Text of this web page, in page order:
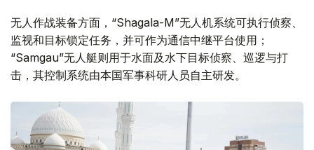
无人作战装备方面，“Shagala-M”无人机系统可执行侦察、
监视和目标锁定任务，并可作为通信中继平台使用；
“Samgau”无人艇则用于水面及水下目标侦察、巡逻与打
击，其控制系统由本国军事科研人员自主研发。